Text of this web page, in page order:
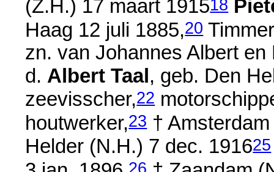
(Z.H.) 17 maart 191518
Haag 12 juli 1885,20
zn. vanJohannes Albert en
d. Albert Taal , geb. Den
zeevisscher,22
houtwerker,23†
Helder (N.H.) 7 dec. 191625
26